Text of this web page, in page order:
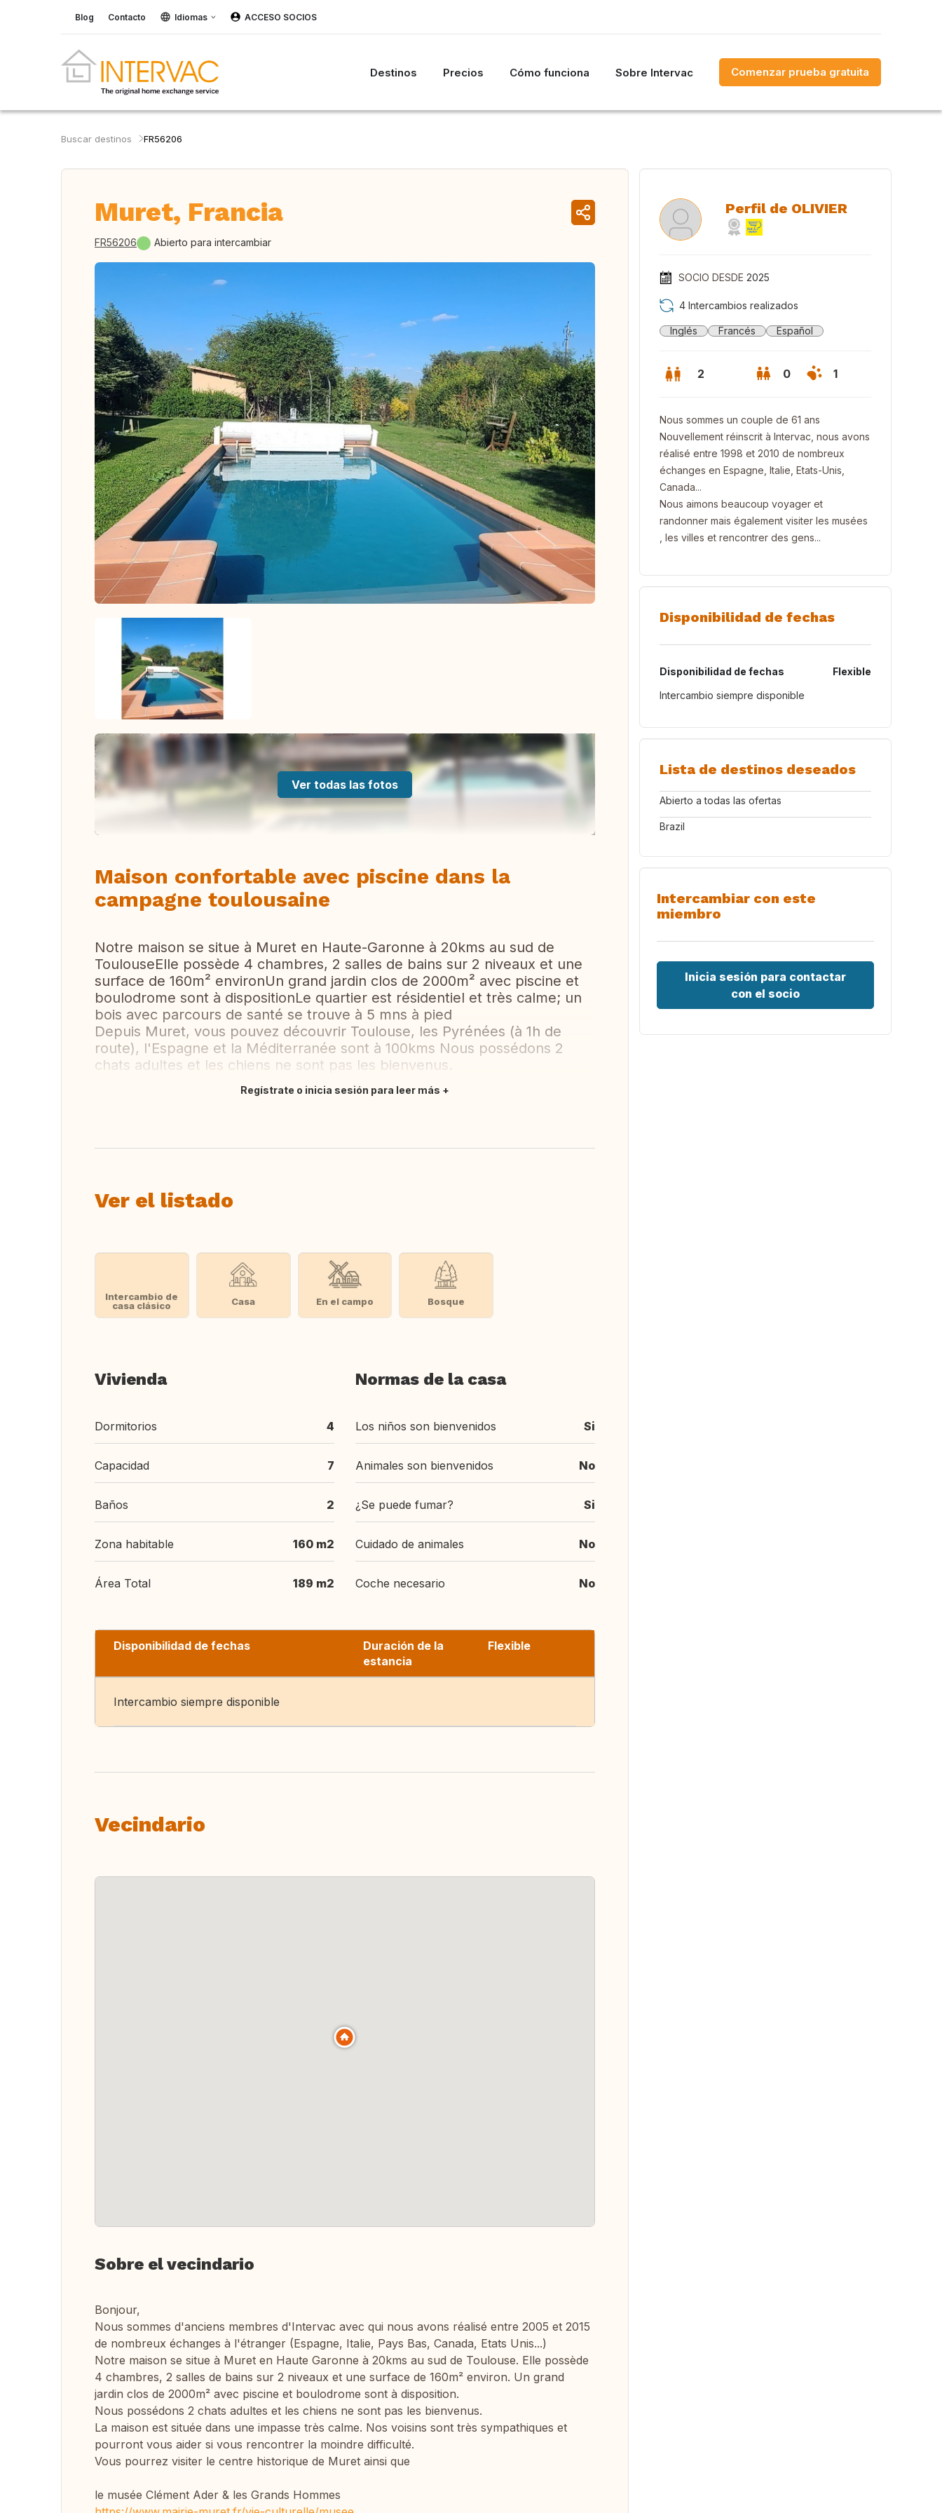
Blog Contacto Idiomas ACCESO SOCIOS
Destinos Precios Cómo funciona Sobre Intervac Comenzar prueba gratuita
Buscar destinos FR56206
Muret, Francia
FR56206 Abierto para intercambiar
Ver todas las fotos
Maison confortable avec piscine dans la
campagne toulousaine
Notre maison se situe à Muret en Haute-Garonne à 20kms au sud de
ToulouseElle possède 4 chambres, 2 salles de bains sur 2 niveaux et une
surface de 160m² environUn grand jardin clos de 2000m² avec piscine et
boulodrome sont à dispositionLe quartier est résidentiel et très calme; un
bois avec parcours de santé se trouve à 5 mns à pied
Depuis Muret, vous pouvez découvrir Toulouse, les Pyrénées (à 1h de
route), l'Espagne et la Méditerranée sont à 100kms Nous possédons 2
chats adultes et les chiens ne sont pas les bienvenus.
Regístrate o inicia sesión para leer más
Ver el listado
Intercambio de
casa clásico
Casa En el campo Bosque
Vivienda
Dormitorios 4
Capacidad 7
Baños 2
Zona habitable 160 m2
Área Total 189 m2
Normas de la casa
Los niños son bienvenidos Si
Animales son bienvenidos No
¿Se puede fumar? Si
Cuidado de animales No
Coche necesario No
Disponibilidad de fechas
Duración de la
estancia
Flexible
Intercambio siempre disponible
Vecindario
Sobre el vecindario
Bonjour,
Nous sommes d'anciens membres d'Intervac avec qui nous avons réalisé entre 2005 et 2015
de nombreux échanges à l'étranger (Espagne, Italie, Pays Bas, Canada, Etats Unis...)
Notre maison se situe à Muret en Haute Garonne à 20kms au sud de Toulouse. Elle possède
4 chambres, 2 salles de bains sur 2 niveaux et une surface de 160m² environ. Un grand
jardin clos de 2000m² avec piscine et boulodrome sont à disposition.
Nous possédons 2 chats adultes et les chiens ne sont pas les bienvenus.
La maison est située dans une impasse très calme. Nos voisins sont très sympathiques et
pourront vous aider si vous rencontrer la moindre difficulté.
Vous pourrez visiter le centre historique de Muret ainsi que
le musée Clément Ader & les Grands Hommes
Perfil de OLIVIER
SOCIO DESDE 2025
4 Intercambios realizados
Inglés Francés Español
2 0 1
Nous sommes un couple de 61 ans
Nouvellement réinscrit à Intervac, nous avons
réalisé entre 1998 et 2010 de nombreux
échanges en Espagne, Italie, Etats-Unis,
Canada...
Nous aimons beaucoup voyager et
randonner mais également visiter les musées
, les villes et rencontrer des gens...
Disponibilidad de fechas
Disponibilidad de fechas
Flexible
Intercambio siempre disponible
Lista de destinos deseados
Abierto a todas las ofertas
Brazil
Intercambiar con este
miembro
Inicia sesión para contactar
con el socio